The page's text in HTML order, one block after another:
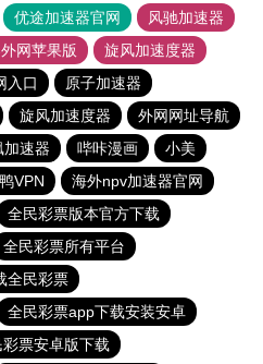
优途加速器官网
风驰加速器
网苹果版
旋风加速度器
入口
原子加速器
旋风加速度器
外网网址导航
加速器 哔咔漫画
小美
VPN
海外npv加速器官网
全民彩票版本官方下载
全民彩票所有平台
全民彩票
全民彩票app下载安装安卓
彩票安卓版下载